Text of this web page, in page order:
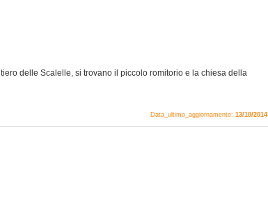
delle Scalelle, si trovano il piccolo romitorio e la chiesa della
Data_ultimo_aggiornamento: 13/10/2014